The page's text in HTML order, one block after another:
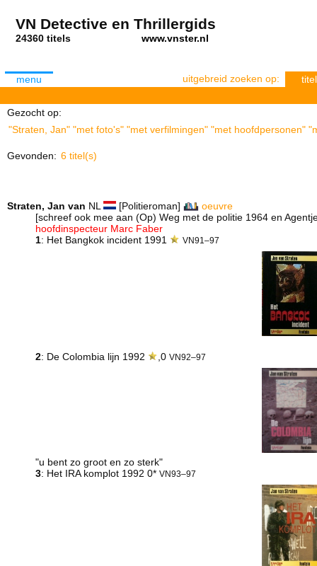
VN Detective en Thrillergids
24360 titels www.vnster.nl
menu uitgebreid zoeken op: titel
Gezocht op:
"Straten, Jan" "met foto's" "met verfilmingen" "met hoofdpersonen"
Gevonden: 6 titel(s)
Straten, Jan van NL [Politieroman]
oeuvre
[schreef ook mee aan (Op) Weg met de politie 1964 en
hoofdinspecteur Marc Faber
1: Het Bangkok incident 1991 VN91–97
2: De Colombia lijn 1992 ,0VN92–97
"u bent zo groot en zo sterk"
3: Het IRA komplot 1992 0* VN93–97